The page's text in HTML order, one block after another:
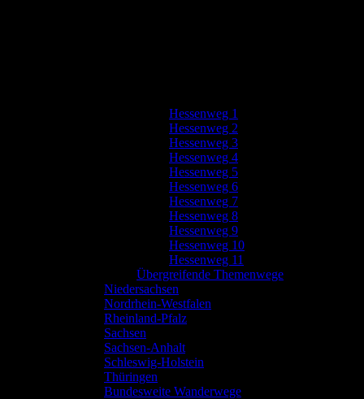
Hessenweg 1
Hessenweg 2
Hessenweg 3
Hessenweg 4
Hessenweg 5
Hessenweg 6
Hessenweg 7
Hessenweg 8
Hessenweg 9
Hessenweg 10
Hessenweg 11
Übergreifende Themenwege
Niedersachsen
Nordrhein-Westfalen
Rheinland-Pfalz
Sachsen
Sachsen-Anhalt
Schleswig-Holstein
Thüringen
Bundesweite Wanderwege